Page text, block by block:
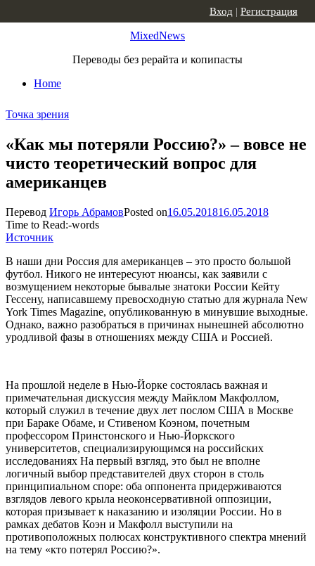
MixedNews
Переводы без рерайта и копипасты
Home
Вход | Регистрация
Точка зрения
«Как мы потеряли Россию?» – вовсе не
чисто теоретический вопрос для
американцев
Перевод Игорь АбрамовPosted on16.05.201816.05.2018
Time to Read:-words
Источник
В наши дни Россия для американцев – это просто большой
футбол. Никого не интересуют нюансы, как заявили с
возмущением некоторые бывалые знатоки России Кейту
Гессену, написавшему превосходную статью для журнала New
York Times Magazine, опубликованную в минувшие выходные.
Однако, важно разобраться в причинах нынешней абсолютно
уродливой фазы в отношениях между США и Россией.
На прошлой неделе в Нью-Йорке состоялась важная и
примечательная дискуссия между Майклом Макфоллом,
который служил в течение двух лет послом США в Москве
при Бараке Обаме, и Стивеном Коэном, почетным
профессором Принстонского и Нью-Йоркского
университетов, специализирующимся на российских
исследованиях На первый взгляд, это был не вполне
логичный выбор представителей двух сторон в столь
принципиальном споре: оба оппонента придерживаются
взглядов левого крыла неоконсервативной оппозиции,
которая призывает к наказанию и изоляции России. Но в
рамках дебатов Коэн и Макфолл выступили на
противоположных полюсах конструктивного спектра мнений
на тему «кто потерял Россию?».